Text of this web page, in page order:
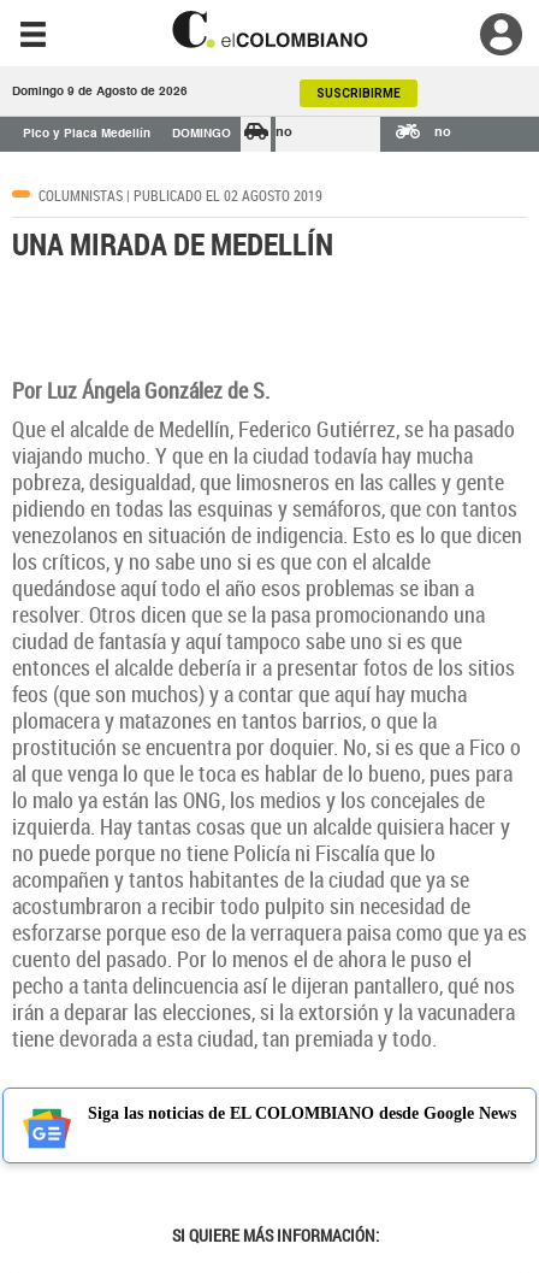
Domingo 9 de Agosto de 2026 SUSCRIBIRME
Pico y Placa Medellín DOMINGO no no
COLUMNISTAS | PUBLICADO EL 02 AGOSTO 2019
UNA MIRADA DE MEDELLÍN
Por Luz Ángela González de S.
Que el alcalde de Medellín, Federico Gutiérrez, se ha pasado
viajando mucho. Y que en la ciudad todavía hay mucha
pobreza, desigualdad, que limosneros en las calles y gente
pidiendo en todas las esquinas y semáforos, que con tantos
venezolanos en situación de indigencia. Esto es lo que dicen
los críticos, y no sabe uno si es que con el alcalde
quedándose aquí todo el año esos problemas se iban a
resolver. Otros dicen que se la pasa promocionando una
ciudad de fantasía y aquí tampoco sabe uno si es que
entonces el alcalde debería ir a presentar fotos de los sitios
feos (que son muchos) y a contar que aquí hay mucha
plomacera y matazones en tantos barrios, o que la
prostitución se encuentra por doquier. No, si es que a Fico o
al que venga lo que le toca es hablar de lo bueno, pues para
lo malo ya están las ONG, los medios y los concejales de
izquierda. Hay tantas cosas que un alcalde quisiera hacer y
no puede porque no tiene Policía ni Fiscalía que lo
acompañen y tantos habitantes de la ciudad que ya se
acostumbraron a recibir todo pulpito sin necesidad de
esforzarse porque eso de la verraquera paisa como que ya es
cuento del pasado. Por lo menos el de ahora le puso el
pecho a tanta delincuencia así le dijeran pantallero, qué nos
irán a deparar las elecciones, si la extorsión y la vacunadera
tiene devorada a esta ciudad, tan premiada y todo.
Siga las noticias de EL COLOMBIANO desde Google News
SI QUIERE MÁS INFORMACIÓN: